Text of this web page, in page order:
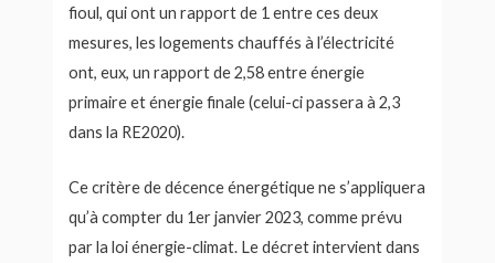
fioul, qui ont un rapport de 1 entre ces deux
mesures, les logements chauffés à l’électricité
ont, eux, un rapport de 2,58 entre énergie
primaire et énergie finale (celui-ci passera à 2,3
dans la RE2020).
Ce critère de décence énergétique ne s’appliquera
qu’à compter du 1er janvier 2023, comme prévu
par la loi énergie-climat. Le décret intervient dans